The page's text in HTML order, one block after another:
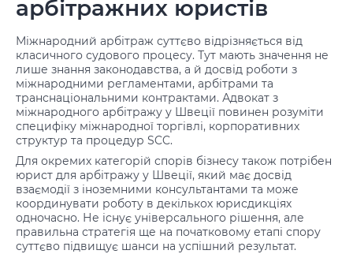
арбітражних юристів
Міжнародний арбітраж суттєво відрізняється від
класичного судового процесу. Тут мають значення не
лише знання законодавства, а й досвід роботи з
міжнародними регламентами, арбітрами та
транснаціональними контрактами. Адвокат з
міжнародного арбітражу у Швеції повинен розуміти
специфіку міжнародної торгівлі, корпоративних
структур та процедур SCC.
Для окремих категорій спорів бізнесу також потрібен
юрист для арбітражу у Швеції, який має досвід
взаємодії з іноземними консультантами та може
координувати роботу в декількох юрисдикціях
одночасно. Не існує універсального рішення, але
правильна стратегія ще на початковому етапі спору
суттєво підвищує шанси на успішний результат.